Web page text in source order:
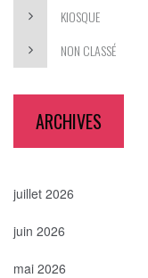
KIOSQUE
NON CLASSÉ
ARCHIVES
juillet 2026
juin 2026
mai 2026